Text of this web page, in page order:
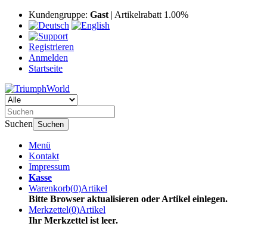
Kundengruppe: Gast | Artikelrabatt 1.00%
Registrieren
Anmelden
Startseite
Suchen Suchen
Menü
Kontakt
Impressum
Kasse
Warenkorb(0)Artikel
Bitte Browser aktualisieren oder Artikel einlegen.
Merkzettel(0)Artikel
Ihr Merkzettel ist leer.